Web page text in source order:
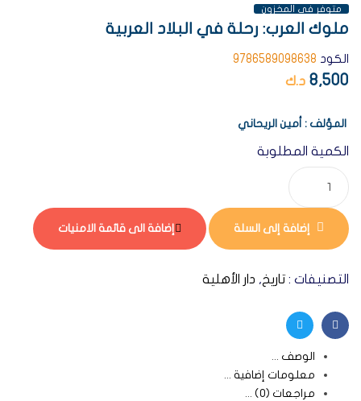
متوفر فى المخزون
ملوك العرب: رحلة في البلاد العربية
الكود 9786589098638
8,500 د.ك
المؤلف : أمين الريحاني
الكمية المطلوبة
إضافة إلى السلة إضافة الى قائمة الامنيات
التصنيفات : تاريخ, دار الأهلية
Facebook
Twitter
الوصف
معلومات إضافية
مراجعات (0)